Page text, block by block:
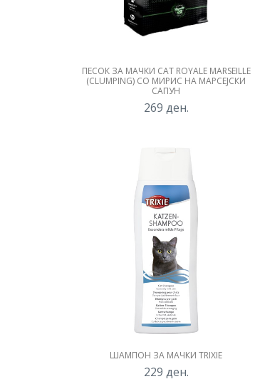
ПЕСОК ЗА МАЧКИ CAT ROYALE MARSEILLE
(CLUMPING) СО МИРИС НА МАРСЕЈСКИ
САПУН
269 ден.
ШАМПОН ЗА МАЧКИ TRIXIE
229 ден.